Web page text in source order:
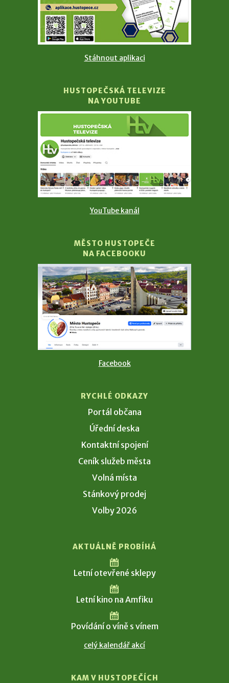
Stáhnout aplikaci
HUSTOPEČSKÁ TELEVIZE
NA YOUTUBE
YouTube kanál
MĚSTO HUSTOPEČE
NA FACEBOOKU
Facebook
RYCHLÉ ODKAZY
Portál občana
Úřední deska
Kontaktní spojení
Ceník služeb města
Volná místa
Stánkový prodej
Volby 2026
AKTUÁLNĚ PROBÍHÁ
Letní otevřené sklepy
Letní kino na Amfiku
Povídání o víně s vínem
celý kalendář akcí
KAM V HUSTOPEČÍCH